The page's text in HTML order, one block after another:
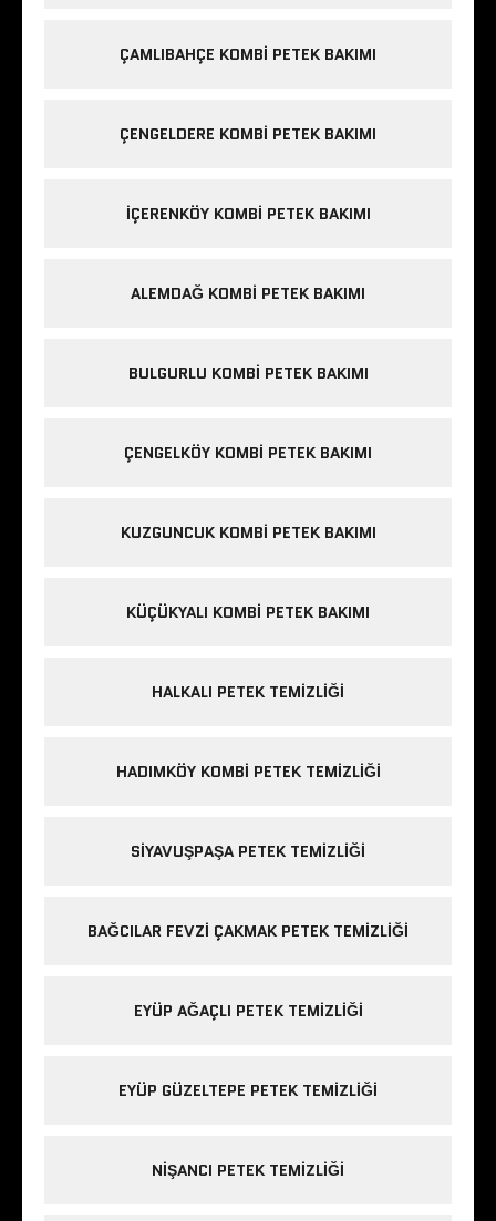
ÇAMLIBAHÇE KOMBI PETEK BAKIMI
ÇENGELDERE KOMBI PETEK BAKIMI
IÇERENKÖY KOMBI PETEK BAKIMI
ALEMDAĞ KOMBI PETEK BAKIMI
BULGURLU KOMBI PETEK BAKIMI
ÇENGELKÖY KOMBI PETEK BAKIMI
KUZGUNCUK KOMBI PETEK BAKIMI
KÜÇÜKYALI KOMBI PETEK BAKIMI
HALKALI PETEK TEMIZLIĞI
HADIMKÖY KOMBI PETEK TEMIZLIĞI
SIYAVUŞPAŞA PETEK TEMIZLIĞI
BAĞCILAR FEVZI ÇAKMAK PETEK TEMIZLIĞI
EYÜP AĞAÇLI PETEK TEMIZLIĞI
EYÜP GÜZELTEPE PETEK TEMIZLIĞI
NIŞANCI PETEK TEMIZLIĞI